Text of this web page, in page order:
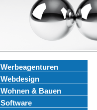
Werbeagenturen
Webdesign
Wohnen & Bauen
Software